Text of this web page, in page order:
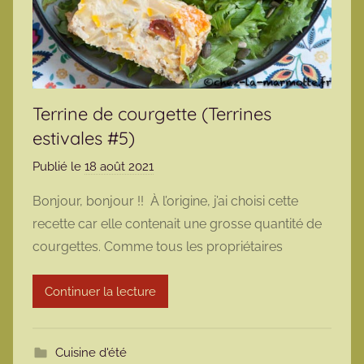
Terrine de courgette (Terrines
estivales #5)
Publié le 18 août 2021
r
m
a
r
m
Bonjour, bonjour !! À l’origine, j’ai choisi cette
recette car elle contenait une grosse quantité de
courgettes. Comme tous les propriétaires
Continuer la lecture
Cuisine d'été